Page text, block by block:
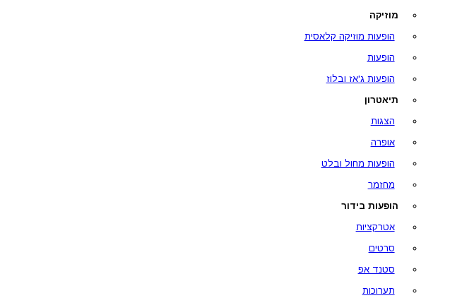
מוזיקה
הופעות מוזיקה קלאסית
הופעות
הופעות ג'אז ובלוז
תיאטרון
הצגות
אופרה
הופעות מחול ובלט
מחזמר
הופעות בידור
אטרקציות
סרטים
סטנד אפ
תערוכות